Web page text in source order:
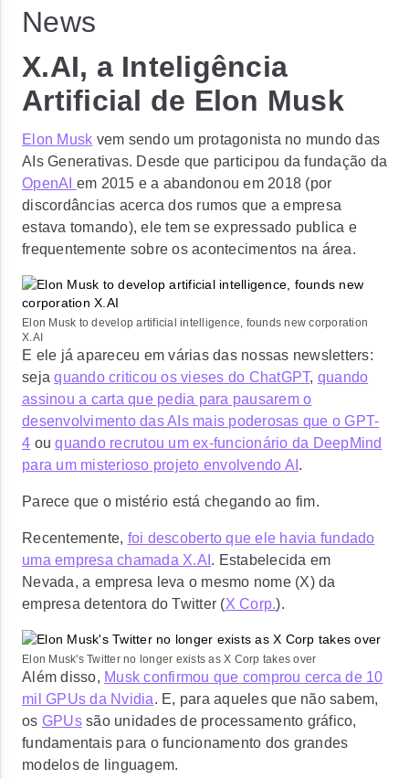
News
X.AI, a Inteligência
Artificial de Elon Musk
Elon Musk vem sendo um protagonista no mundo das
AIs Generativas. Desde que participou da fundação da
OpenAI em 2015 e a abandonou em 2018 (por
discordâncias acerca dos rumos que a empresa
estava tomando), ele tem se expressado publica e
frequentemente sobre os acontecimentos na área.
Elon Musk to develop artificial intelligence, founds new corporation
X.AI
E ele já apareceu em várias das nossas newsletters:
sejaquando criticou os vieses do ChatGPT, quando
assinou a carta que pedia para pausarem o
desenvolvimento das AIs mais poderosas que o GPT-
4 ouquando recrutou um ex-funcionário da DeepMind
para um misterioso projeto envolvendo AI .
Parece que o mistério está chegando ao fim.
Recentemente, foi descoberto que ele havia fundado
uma empresa chamada X.AI . Estabelecida em
Nevada, a empresa leva o mesmo nome (X) da
empresa detentora do Twitter (X Corp.).
Elon Musk's Twitter no longer exists as X Corp takes over
Além disso, Musk confirmou que comprou cerca de 10
mil GPUs da Nvidia. E, para aqueles que não sabem,
os GPUssão unidades de processamento gráfico,
fundamentais para o funcionamento dos grandes
modelos de linguagem.